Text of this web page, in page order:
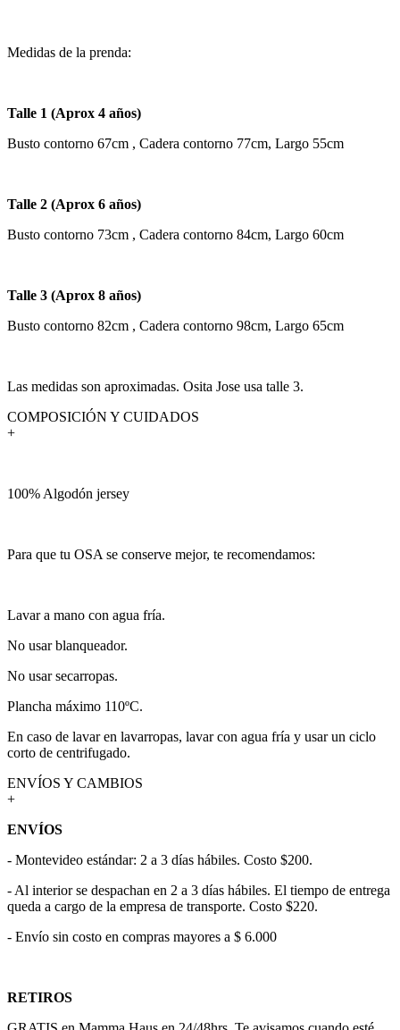
Medidas de la prenda:
Talle 1 (Aprox 4 años)
Busto contorno 67cm , Cadera contorno 77cm, Largo 55cm
Talle 2 (Aprox 6 años)
Busto contorno 73cm , Cadera contorno 84cm, Largo 60cm
Talle 3 (Aprox 8 años)
Busto contorno 82cm , Cadera contorno 98cm, Largo 65cm
Las medidas son aproximadas. Osita Jose usa talle 3.
COMPOSICIÓN Y CUIDADOS
+
100% Algodón jersey
Para que tu OSA se conserve mejor, te recomendamos:
Lavar a mano con agua fría.
No usar blanqueador.
No usar secarropas.
Plancha máximo 110ºC.
En caso de lavar en lavarropas, lavar con agua fría y usar un ciclo
corto de centrifugado.
ENVÍOS Y CAMBIOS
+
ENVÍOS
- Montevideo estándar: 2 a 3 días hábiles. Costo $200.
- Al interior se despachan en 2 a 3 días hábiles. El tiempo de entrega
queda a cargo de la empresa de transporte. Costo $220.
- Envío sin costo en compras mayores a $ 6.000
RETIROS